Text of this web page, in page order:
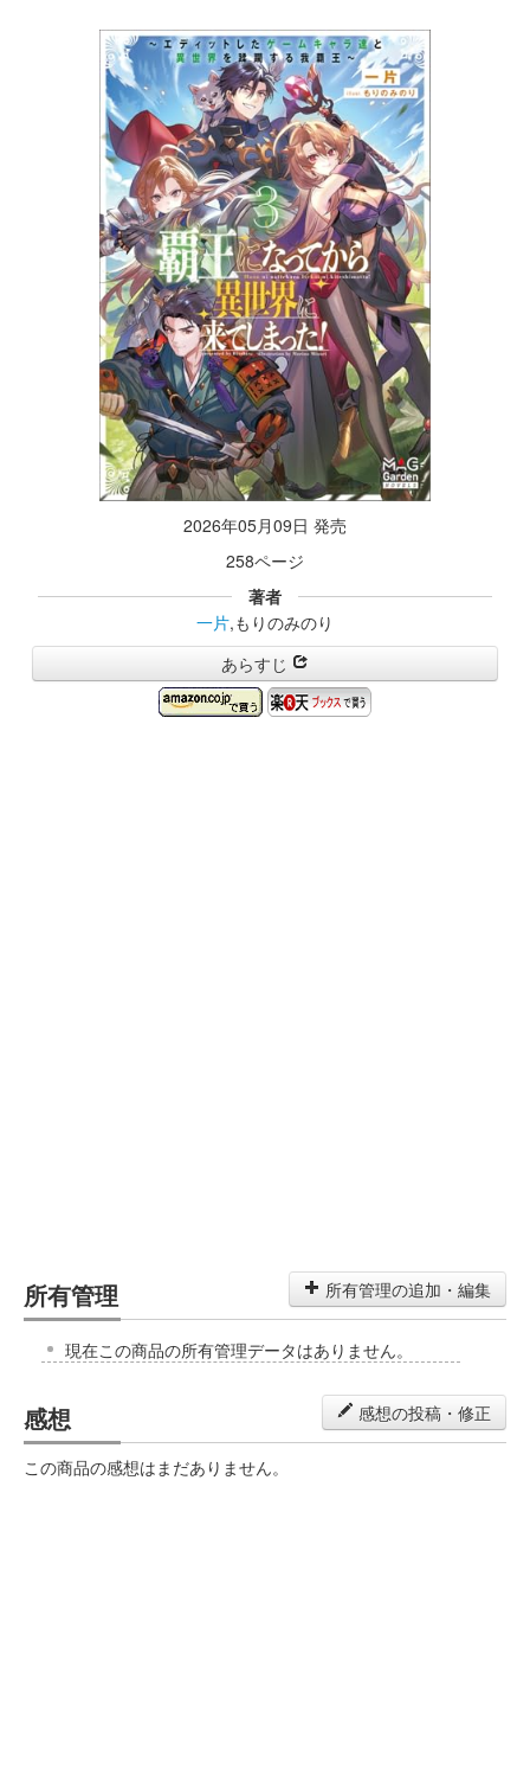
2026年05月09日 発売
258ページ
著者
一片,もりのみのり
あらすじ
所有管理 所有管理の追加・編集
現在この商品の所有管理データはありません。
感想 感想の投稿・修正
この商品の感想はまだありません。